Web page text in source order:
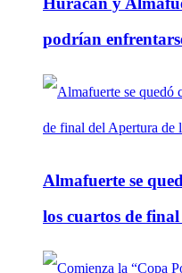
podrían
Almafuerte se
los cuartos de